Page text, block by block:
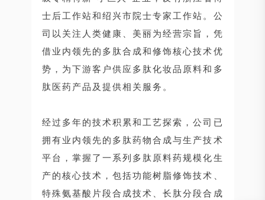
士后工作站和绍兴市院士专家工作站。公
司以关注人类健康、美丽为经营宗旨，凭
借业内领先的多肽合成和修饰核心技术优
势，为下游客户供应多肽化妆品原料和多
肽医药产品及提供相关服务。
经过多年的技术积累和工艺探索，公司已
拥有业内领先的多肽药物合成与生产技术
平台，掌握了一系列多肽原料药规模化生
产的核心技术，包括功能树脂修饰技术、
特殊氨基酸片段合成技术、长肽分段合成